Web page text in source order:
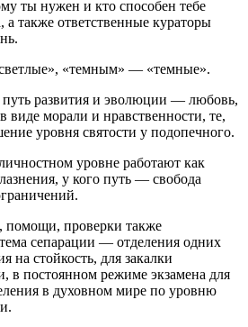
ты нужен и кто способен тебе
а также ответственные кураторы
«темным» — «темные».
развития и эволюции — любовь,
виде морали и нравственности, те,
уровня святости у подопечного.
уровне работают как
у кого путь — свобода
помощи, проверки также
сепарации — отделения одних
на стойкость, для закалки
в постоянном режиме экзамена для
в духовном мире по уровню